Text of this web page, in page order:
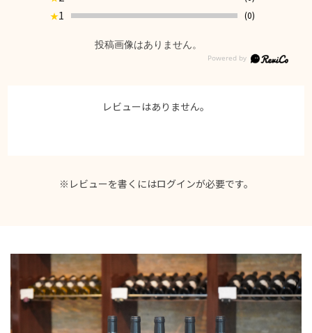
★1 (0)
投稿画像はありません。
レビューはありません。
※レビューを書くにはログインが必要です。